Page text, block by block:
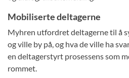
Mobiliserte deltagerne
Myhren utfordret deltagerne til å
og ville by på, og hva de ville ha
en deltagerstyrt prosessens som
rommet.